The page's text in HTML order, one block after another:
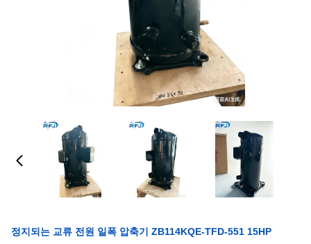
정지되는 교류 전원 일폭 압축기 ZB114KQE-TFD-551 15HP